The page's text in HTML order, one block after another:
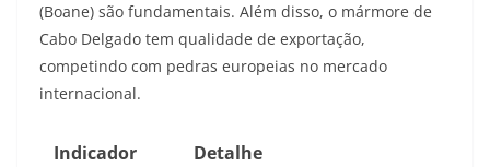
(Boane) são fundamentais. Além disso, o mármore de
Cabo Delgado tem qualidade de exportação,
competindo com pedras europeias no mercado
internacional.
Indicador
Detalhe